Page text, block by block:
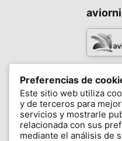
-
Mensajes
Preferencias de
Este sitio web utiliza
y de terceros para
servicios y mostrarle
relacionada con sus
mediante el análisis de